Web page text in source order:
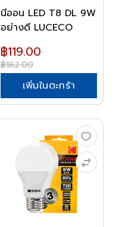
นีออน LED T8 DL 9W
อย่างดี LUCECO
฿119.00
฿182.00
เพิ่มในตะกร้า